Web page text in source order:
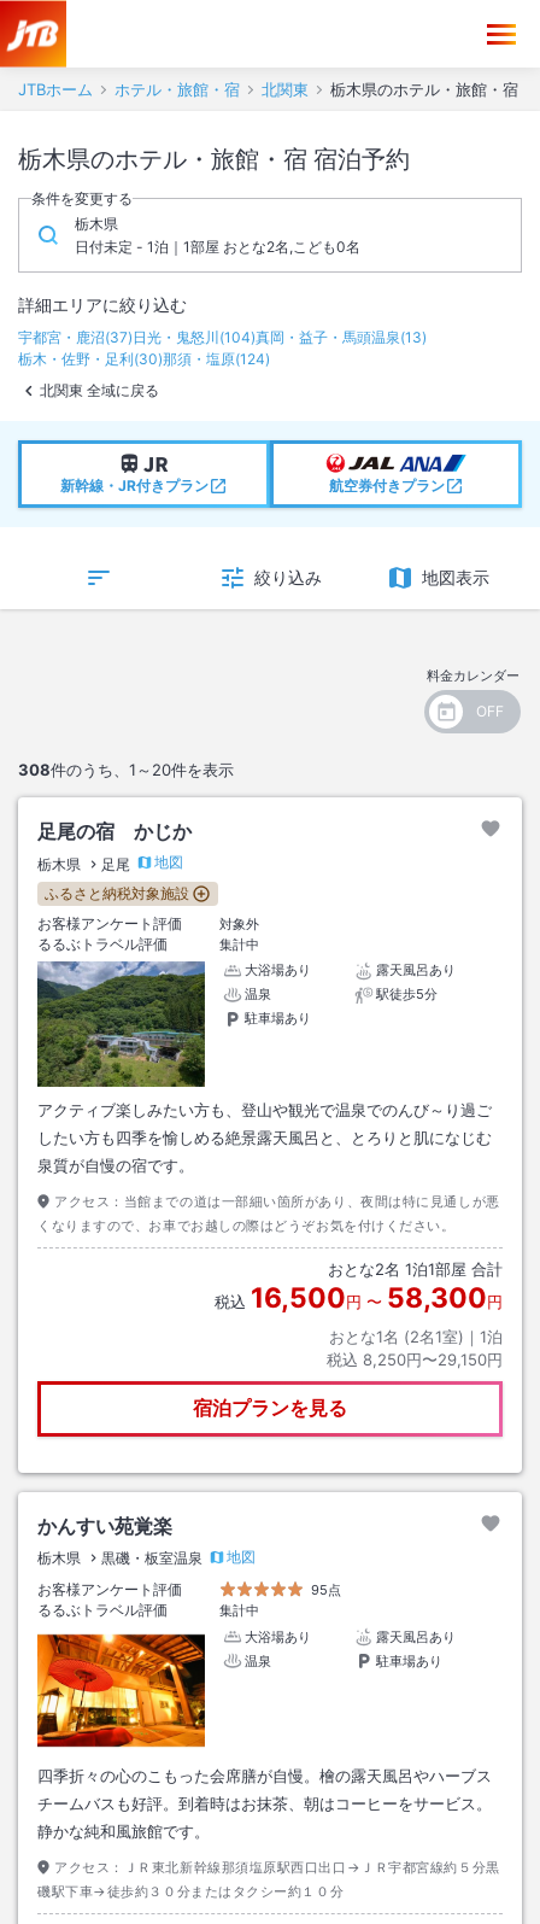
JTBホーム ホテル・旅館・宿 北関東 栃木県のホテル・旅館・宿
栃木県のホテル・旅館・宿 宿泊予約
条件を変更する
栃木県
日付未定 - 1泊｜1部屋 おとな2名,こども0名
詳細エリアに絞り込む
宇都宮・鹿沼(37) 日光・鬼怒川 (104)真岡・益子・馬頭温泉(13)
栃木・佐野・足利(30)那須・塩原(124)
北関東 全域に戻る
新幹線・JR付きプラン 航空券付きプラン
絞り込み 地図表示
料金カレンダー
308件のうち、 1～20件を表示
足尾の宿 かじか
栃木県 足尾
地図
ふるさと納税対象施設
お客様アンケート評価
対象外
るるぶトラベル評価
集計中
大浴場あり
露天風呂あり
温泉
駅徒歩5分
駐車場あり
アクティブ楽しみたい方も、登山や観光で温泉でのんび～り過ご
したい方も四季を愉しめる絶景露天風呂と、とろりと肌になじむ
泉質が自慢の宿です。
アクセス： 当館までの道は一部細い箇所があり、夜間は特に見通しが悪
くなりますので、お車でお越しの際はどうぞお気を付けください。
おとな2名 1泊1部屋 合計
税込 16,500円 〜 58,300円
おとな1名 (2名1室)｜ 1泊
税込 8,250円〜29,150円
宿泊プランを見る
かんすい苑覚楽
栃木県 黒磯・板室温泉
地図
お客様アンケート評価
95点
るるぶトラベル評価
集計中
大浴場あり
露天風呂あり
温泉
駐車場あり
四季折々の心のこもった会席膳が自慢。檜の露天風呂やハーブス
チームバスも好評。到着時はお抹茶、朝はコーヒーをサービス。
静かな純和風旅館です。
アクセス：
ＪＲ東北新幹線那須塩原駅西口出口→ＪＲ宇都宮線約５分黒
磯駅下車→徒歩約３０分またはタクシー約１０分